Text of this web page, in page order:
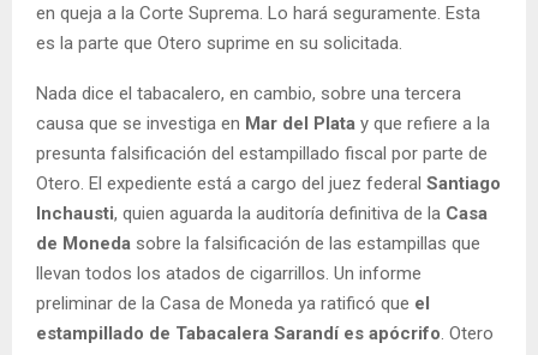
en queja a la Corte Suprema. Lo hará seguramente. Esta
es la parte que Otero suprime en su solicitada.
Nada dice el tabacalero, en cambio, sobre una tercera
causa que se investiga en Mar del Plata y que refiere a la
presunta falsificación del estampillado fiscal por parte de
Otero. El expediente está a cargo del juez federal Santiago
Inchausti, quien aguarda la auditoría definitiva de la Casa
de Moneda sobre la falsificación de las estampillas que
llevan todos los atados de cigarrillos. Un informe
preliminar de la Casa de Moneda ya ratificó que el
estampillado de Tabacalera Sarandí es apócrifo. Otero